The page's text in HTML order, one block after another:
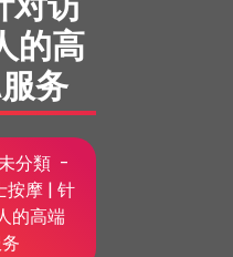
的高
务
分類-
按摩 | 针
的高端